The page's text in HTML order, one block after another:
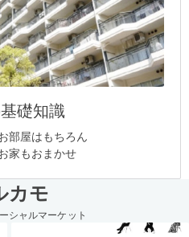
礎知識
部屋はもちろん
家もおまかせ
カモ
シャルマーケット